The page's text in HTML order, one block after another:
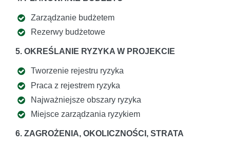
Zarządzanie budżetem
Rezerwy budżetowe
5. OKREŚLANIE RYZYKA W PROJEKCIE
Tworzenie rejestru ryzyka
Praca z rejestrem ryzyka
Najważniejsze obszary ryzyka
Miejsce zarządzania ryzykiem
6. ZAGROŻENIA, OKOLICZNOŚCI, STRATA